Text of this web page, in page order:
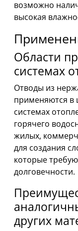
возможно
высокая
Области
системах
Отводы из
применяются в
системах
горячего
жилых,
для создания
которые
долговечности.
других